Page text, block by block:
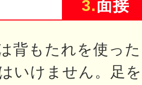
3.面接
背もたれを使っ
いけません。足